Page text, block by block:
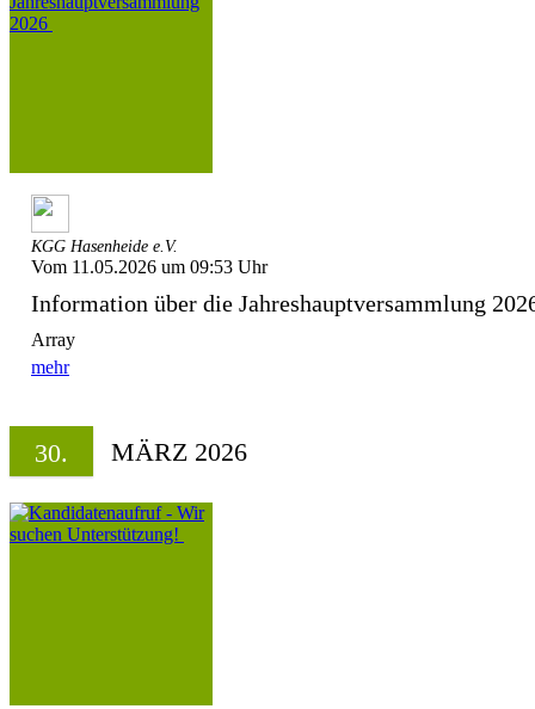
KGG Hasenheide e.V.
Vom 11.05.2026 um 09:53 Uhr
Information über die Jahreshauptversammlung
Array
mehr
30. MÄRZ 2026